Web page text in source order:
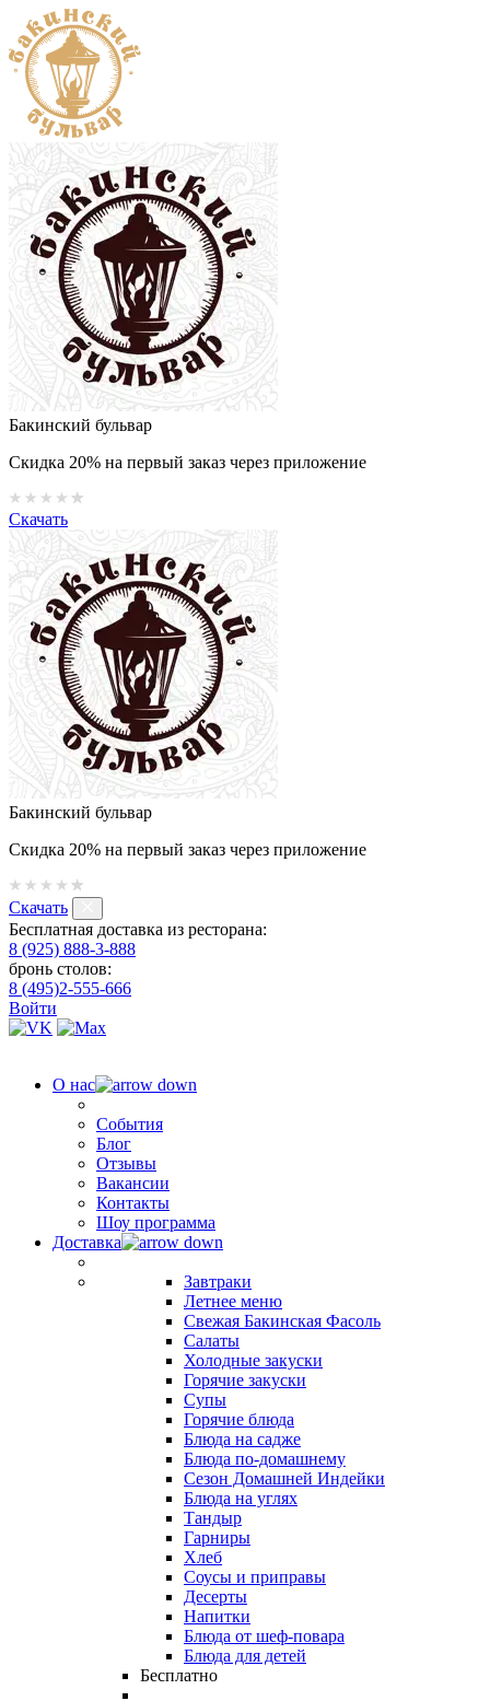
Бакинский бульвар
Скидка 20% на первый заказ через приложение
Скачать
Бакинский бульвар
Скидка 20% на первый заказ через приложение
Скачать
Бесплатная доставка из ресторана:
8 (925) 888-3-888
бронь столов:
8 (495)2-555-666
Войти
О нас
События
Блог
Отзывы
Вакансии
Контакты
Шоу программа
Доставка
Завтраки
Летнее меню
Свежая Бакинская Фасоль
Салаты
Холодные закуски
Горячие закуски
Супы
Горячие блюда
Блюда на садже
Блюда по-домашнему
Сезон Домашней Индейки
Блюда на углях
Тандыр
Гарниры
Хлеб
Соусы и приправы
Десерты
Напитки
Блюда от шеф-повара
Блюда для детей
Бесплатно